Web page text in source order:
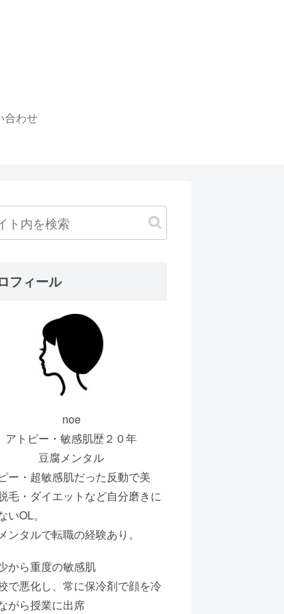
合わせ
フィール
noe
アトピー・敏感肌歴２０年
豆腐メンタル
ー・超敏感肌だった反動で美
毛・ダイエットなど自分磨きに
いOL。
ンタルで転職の経験あり。
から重度の敏感肌
で悪化し、常に保冷剤で顔を冷
がら授業に出席